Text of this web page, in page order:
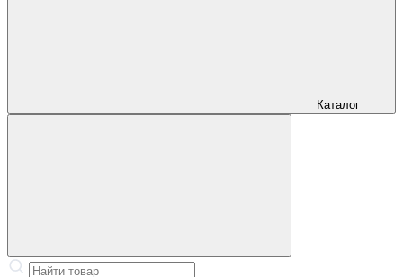
Каталог